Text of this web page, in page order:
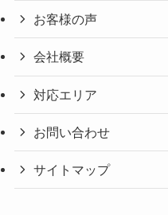
お客様の声
会社概要
対応エリア
お問い合わせ
サイトマップ